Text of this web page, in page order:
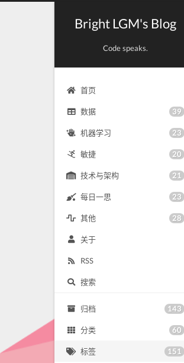
Bright LGM's Blog
Code speaks.
首页
数据 39
机器学习 23
敏捷 20
技术与架构 21
每日一思 23
其他 28
关于
RSS
搜索
归档 143
分类 60
标签 151